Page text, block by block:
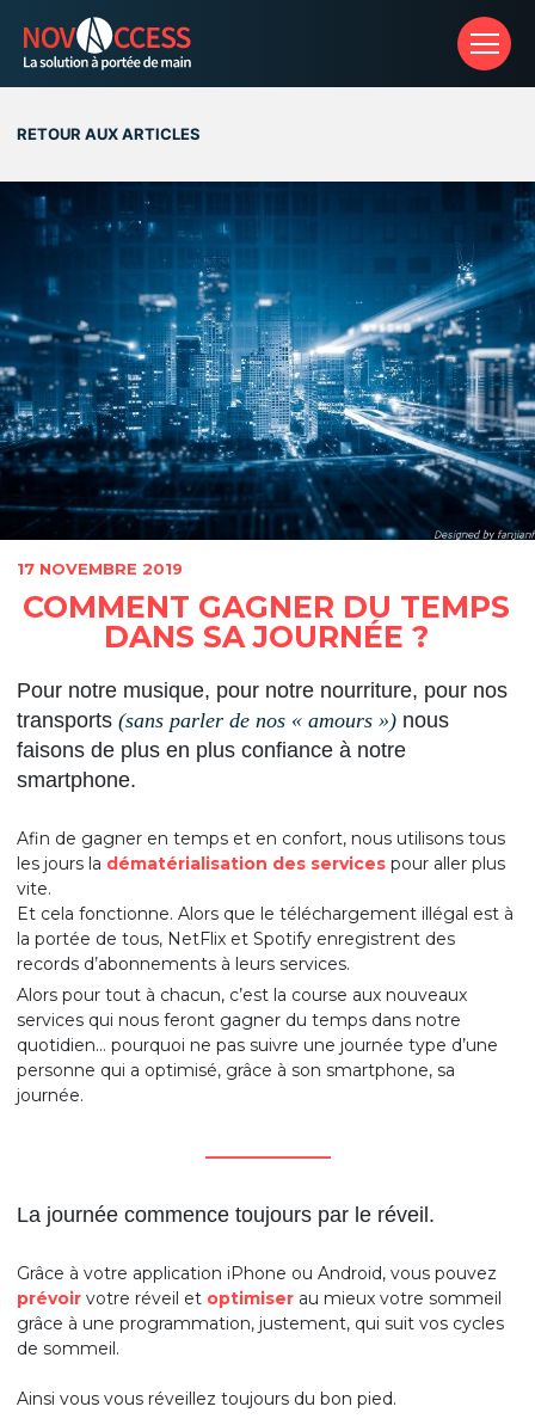
RETOUR AUX ARTICLES
17 NOVEMBRE 2019
COMMENT GAGNER DU TEMPS
DANS SA JOURNÉE ?
Pour notre musique, pour notre nourriture, pour nos
transports (sans parler de nos « amours ») nous
faisons de plus en plus confiance à notre
smartphone.
Afin de gagner en temps et en confort, nous utilisons tous
les jours la dématérialisation des services pour aller plus
vite.
Et cela fonctionne. Alors que le téléchargement illégal est à
la portée de tous, NetFlix et Spotify enregistrent des
records d’abonnements à leurs services.
Alors pour tout à chacun, c’est la course aux nouveaux
services qui nous feront gagner du temps dans notre
quotidien… pourquoi ne pas suivre une journée type d’une
personne qui a optimisé, grâce à son smartphone, sa
journée.
_______________
La journée commence toujours par le réveil.
Grâce à votre application iPhone ou Android, vous pouvez
prévoir votre réveil et optimiser au mieux votre sommeil
grâce à une programmation, justement, qui suit vos cycles
de sommeil.
Ainsi vous vous réveillez toujours du bon pied.